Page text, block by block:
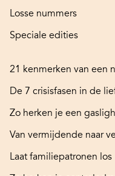
Losse nummers
Speciale edities
21 kenmerken van een
De 7 crisisfasen in de
Zo herken je een
Van vermijdende naar
Laat familiepatronen los